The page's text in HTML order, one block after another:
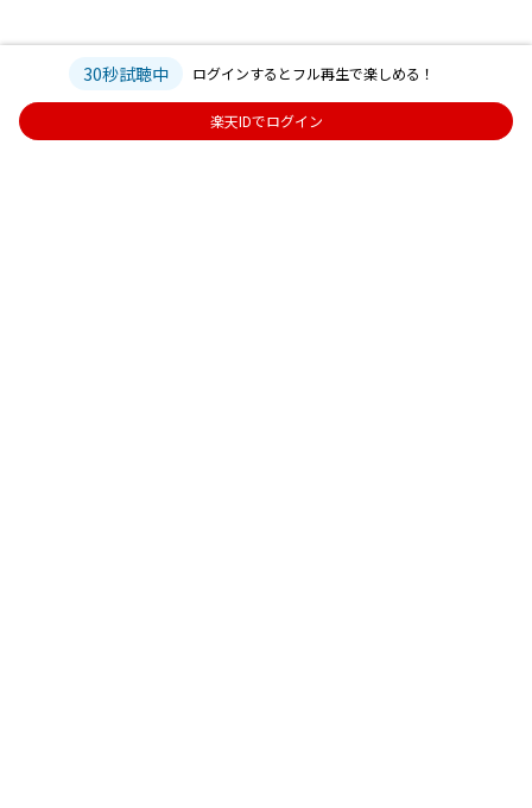
30秒試聴中 ログインするとフル再生で楽しめる！
楽天IDでログイン